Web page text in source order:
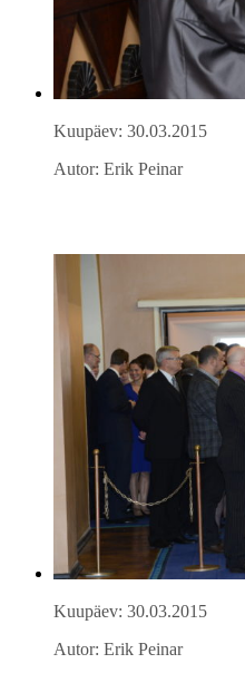
Kuupäev: 30.03.2015
Autor: Erik Peinar
Kuupäev: 30.03.2015
Autor: Erik Peinar